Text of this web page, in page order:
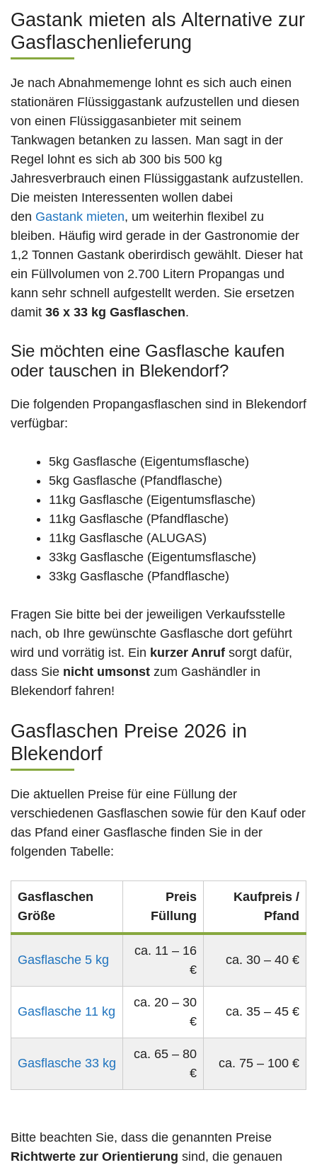
Gastank mieten als Alternative zur
Gasflaschenlieferung
Je nach Abnahmemenge lohnt es sich auch einen
stationären Flüssiggastank aufzustellen und diesen
von einen Flüssiggasanbieter mit seinem
Tankwagen betanken zu lassen. Man sagt in der
Regel lohnt es sich ab 300 bis 500 kg
Jahresverbrauch einen Flüssiggastank aufzustellen.
Die meisten Interessenten wollen dabei
den Gastank mieten, um weiterhin flexibel zu
bleiben. Häufig wird gerade in der Gastronomie der
1,2 Tonnen Gastank oberirdisch gewählt. Dieser hat
ein Füllvolumen von 2.700 Litern Propangas und
kann sehr schnell aufgestellt werden. Sie ersetzen
damit 36 x 33 kg Gasflaschen.
Sie möchten eine Gasflasche kaufen
oder tauschen in Blekendorf?
Die folgenden Propangasflaschen sind in Blekendorf
verfügbar:
5kg Gasflasche (Eigentumsflasche)
5kg Gasflasche (Pfandflasche)
11kg Gasflasche (Eigentumsflasche)
11kg Gasflasche (Pfandflasche)
11kg Gasflasche (ALUGAS)
33kg Gasflasche (Eigentumsflasche)
33kg Gasflasche (Pfandflasche)
Fragen Sie bitte bei der jeweiligen Verkaufsstelle
nach, ob Ihre gewünschte Gasflasche dort geführt
wird und vorrätig ist. Ein kurzer Anruf sorgt dafür,
dass Sie nicht umsonst zum Gashändler in
Blekendorf fahren!
Gasflaschen Preise 2026 in
Blekendorf
Die aktuellen Preise für eine Füllung der
verschiedenen Gasflaschen sowie für den Kauf oder
das Pfand einer Gasflasche finden Sie in der
folgenden Tabelle:
Gasflaschen
Größe
Preis
Füllung
Kaufpreis /
Pfand
Gasflasche 5 kg
ca. 11 – 16
€
ca. 30 – 40 €
Gasflasche 11 kg
ca. 20 – 30
€
ca. 35 – 45 €
Gasflasche 33 kg
ca. 65 – 80
€
ca. 75 – 100 €
Bitte beachten Sie, dass die genannten Preise
Richtwerte zur Orientierung sind, die genauen